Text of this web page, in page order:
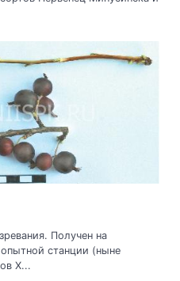
Получен на
станции (ныне
Х...